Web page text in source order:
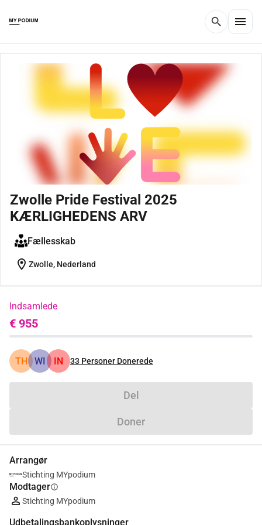
search menu
Zwolle Pride Festival 2025
KÆRLIGHEDENS ARV
Fællesskab
location_on Zwolle, Nederland
Indsamlede
€ 955
TH WI IN 33 Personer Donerede
Del
Doner
Arrangør
Stichting MYpodium
Modtagerinfo
Stichting MYpodium
Udbetalingsbankoplysninger